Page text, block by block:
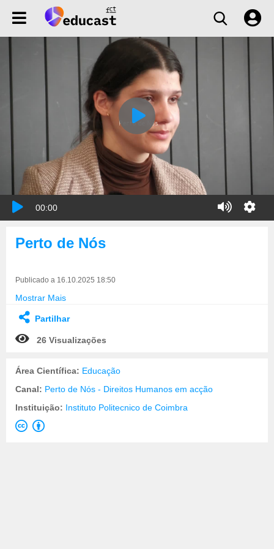
00:00
Perto de Nós
Publicado a 16.10.2025 18:50
Mostrar Mais
Partilhar
26 Visualizações
Área Científica: Educação
Canal: Perto de Nós - Direitos Humanos em acção
Instituição: Instituto Politecnico de Coimbra